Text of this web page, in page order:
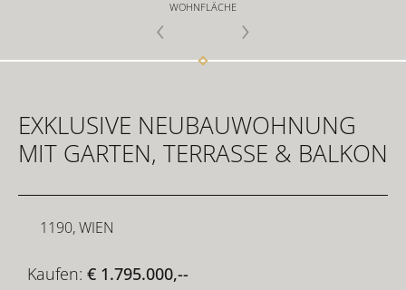
FÜR INVESTOREN
FÜR DEVELOPER
KONTAKT
WOHNFLÄCHE
EXKLUSIVE NEUBAUWOHNUNG
MIT GARTEN, TERRASSE & BALKON
1190, WIEN
Kaufen: € 1.795.000,--